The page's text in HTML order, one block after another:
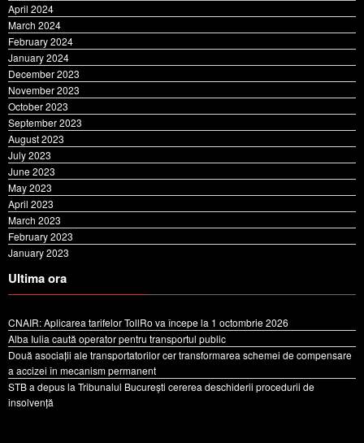
April 2024
March 2024
February 2024
January 2024
December 2023
November 2023
October 2023
September 2023
August 2023
July 2023
June 2023
May 2023
April 2023
March 2023
February 2023
January 2023
Ultima ora
CNAIR: Aplicarea tarifelor TollRo va începe la 1 octombrie 2026
Alba Iulia caută operator pentru transportul public
Două asociații ale transportatorilor cer transformarea schemei de compensare
a accizei în mecanism permanent
STB a depus la Tribunalul București cererea deschiderii procedurii de
insolvență